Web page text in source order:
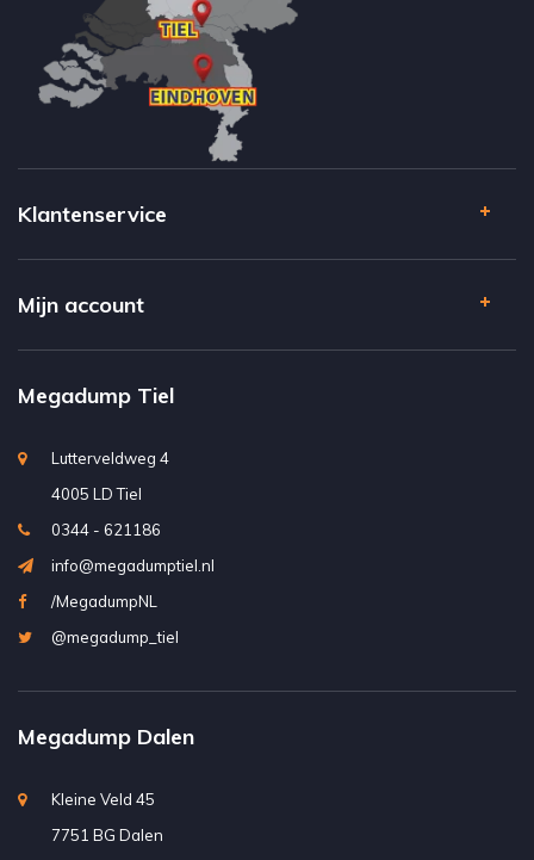
Klantenservice
Mijn account
Megadump Tiel
Lutterveldweg 4
4005 LD Tiel
0344 - 621186
info@megadumptiel.nl
/MegadumpNL
@megadump_tiel
Megadump Dalen
Kleine Veld 45
7751 BG Dalen